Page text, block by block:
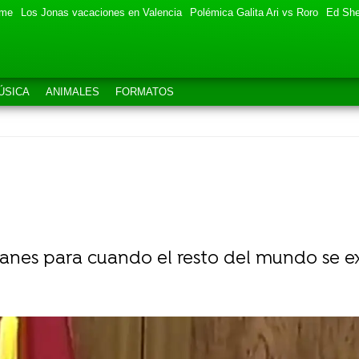
Los Jonas vacaciones en Valencia Polémica Galita Ari vs Roro Ed
ANIMALES FORMATOS
para cuando el resto del mundo se